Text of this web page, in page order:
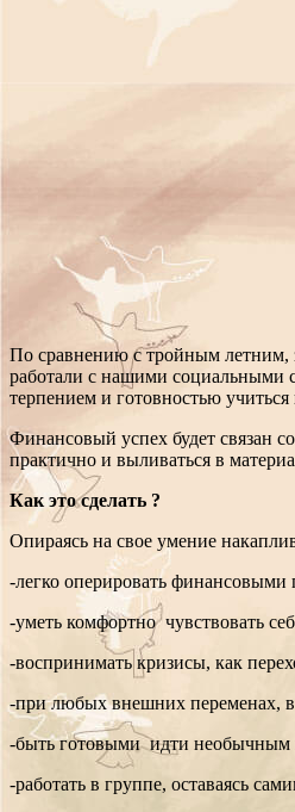
По сравнению с тройным летним,
работали с нашими социальными
терпением и готовностью учиться
Финансовый успех будет связан
практично и выливаться в
Как это сделать ?
Опираясь на свое умение
-легко оперировать финансовыми
-уметь комфортно чувствовать
-воспринимать кризисы, как
-при любых внешних переменах,
-быть готовыми идти необычным
-работать в группе, оставаясь